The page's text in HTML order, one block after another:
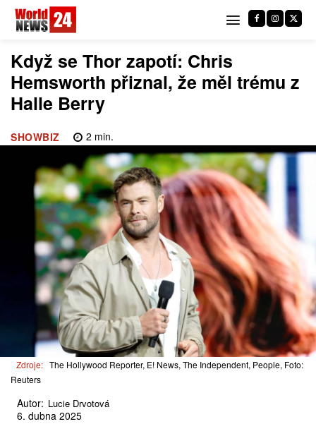
Když se Thor zapotí: Chris
Hemsworth přiznal, že měl trému z
Halle Berry
SHOWBIZ 2 min.
Zdroje: The Hollywood Reporter, E! News, The Independent, People, Foto:
Reuters
Autor: Lucie Drvotová
6. dubna 2025